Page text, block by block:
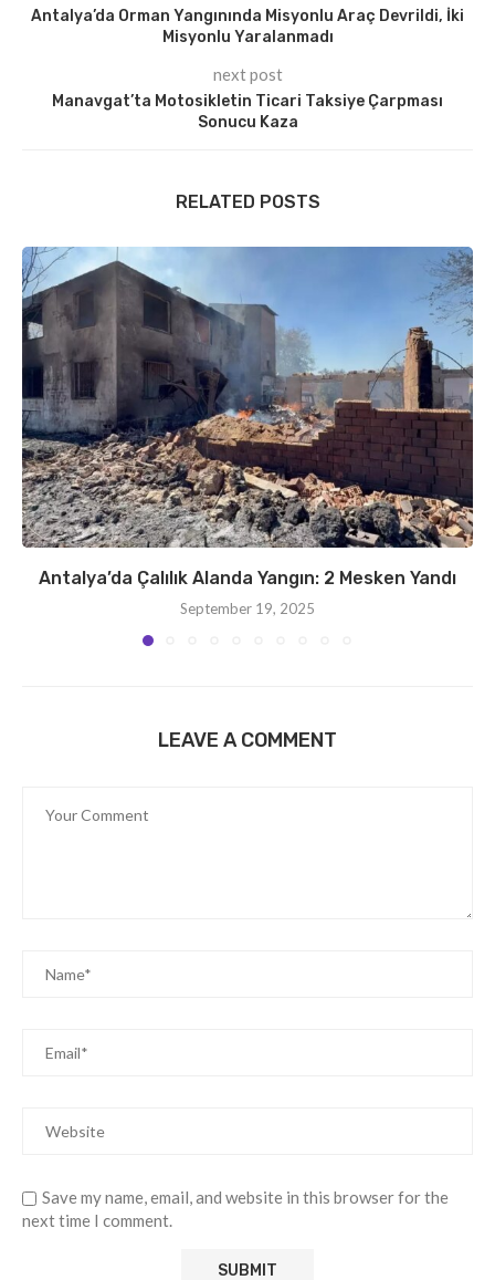
Antalya’da Orman Yangınında Misyonlu Araç Devrildi, İki
Misyonlu Yaralanmadı
next post
Manavgat’ta Motosikletin Ticari Taksiye Çarpması
Sonucu Kaza
RELATED POSTS
Antalya’da Çalılık Alanda Yangın: 2 Mesken Yandı
September 19, 2025
LEAVE A COMMENT
Save my name, email, and website in this browser for the
next time I comment.